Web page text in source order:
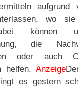
aufgrund
wo
können
die
oder auch
helfen. Anzeige
es gestern